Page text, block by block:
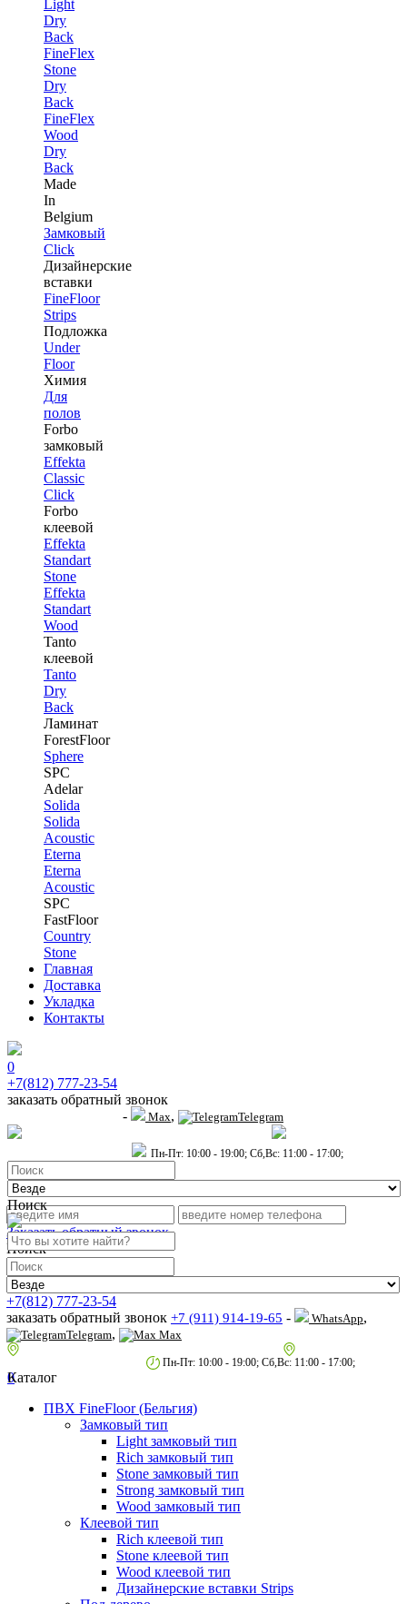
Light
Dry
Back
FineFlex
Stone
Dry
Back
FineFlex
Wood
Dry
Back
Made
In
Belgium
Замковый
Click
Дизайнерские
вставки
FineFloor
Strips
Подложка
Under
Floor
Химия
Для
полов
Forbo
замковый
Effekta
Classic
Click
Forbo
клеевой
Effekta
Standart
Stone
Effekta
Standart
Wood
Tanto
клеевой
Tanto
Dry
Back
Ламинат
ForestFloor
Sphere
SPC
Adelar
Solida
Solida
Acoustic
Eterna
Eterna
Acoustic
SPC
FastFloor
Country
Stone
Главная
Доставка
Укладка
Контакты
0
+7(812) 777-23-54
заказать обратный звонок
- Max, Telegram
Пн-Пт: 10:00 - 19:00; Сб,Вс: 11:00 - 17:00;
Поиск
Заказать обратный звонок
Поиск
+7(812) 777-23-54
заказать обратный звонок +7 (911) 914-19-65 - WhatsApp,
Telegram, Max
Пн-Пт: 10:00 - 19:00; Сб,Вс: 11:00 - 17:00;
0
Каталог
ПВХ FineFloor (Бельгия)
Замковый тип
Light замковый тип
Rich замковый тип
Stone замковый тип
Strong замковый тип
Wood замковый тип
Клеевой тип
Rich клеевой тип
Stone клеевой тип
Wood клеевой тип
Дизайнерские вставки Strips